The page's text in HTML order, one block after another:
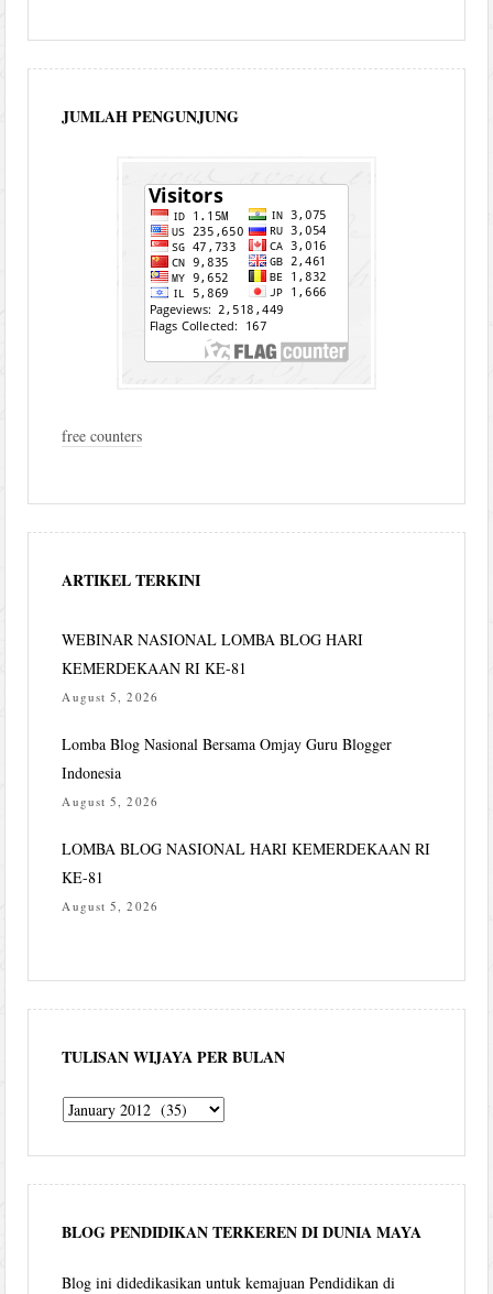
JUMLAH PENGUNJUNG
free counters
ARTIKEL TERKINI
WEBINAR NASIONAL LOMBA BLOG HARI
KEMERDEKAAN RI KE-81
August 5, 2026
Lomba Blog Nasional Bersama Omjay Guru Blogger
Indonesia
August 5, 2026
LOMBA BLOG NASIONAL HARI KEMERDEKAAN RI
KE-81
August 5, 2026
TULISAN WIJAYA PER BULAN
Tulisan
per
bulan
BLOG PENDIDIKAN TERKEREN DI DUNIA MAYA
Blog ini didedikasikan untuk kemajuan Pendidikan di